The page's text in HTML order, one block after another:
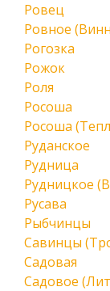
Ровец
Ровное
Рогозка
Рожок
Роля
Росоша
Росоша
Руданское
Рудница
Рудницкое
Русава
Рыбчинцы
Савинцы
Садовая
Садовое